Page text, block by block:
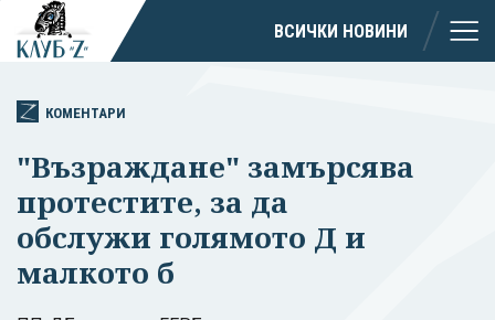
ВСИЧКИ НОВИНИ
КОМЕНТАРИ
"Възраждане" замърсява
протестите, за да
обслужи голямото Д и
малкото б